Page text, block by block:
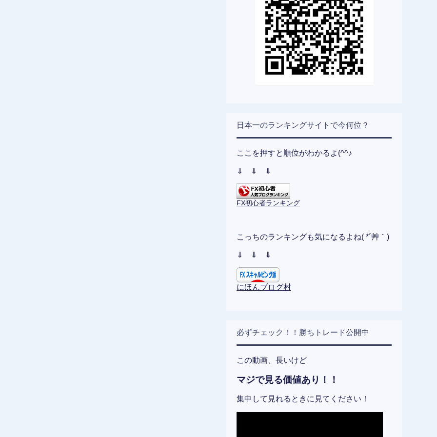
日本一のランキングサイトで今何位？
ここを押すと順位がわかるよ(^^♪
⇓ ⇓ ⇓
FX初心者ランキング
こっちのランキングも気になるよね( *´艸｀)
⇓ ⇓ ⇓
にほんブログ村
必ずチェック！！勝ちトレード公開中
この動画、長いけど
マジで見る価値あり！！
集中して見れるときに見てください！